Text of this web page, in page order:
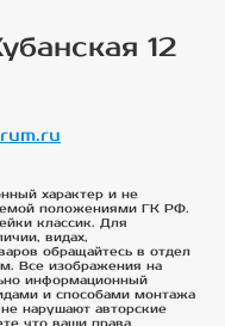
12
характер и не
положениями ГК РФ.
классик. Для
видах,
обращайтесь в отдел
Все изображения на
информационный
и способами монтажа
нарушают авторские